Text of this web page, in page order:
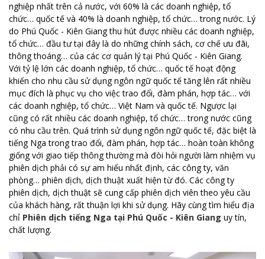
nghiệp nhất trên cả nước, với 60% là các doanh nghiệp, tổ
chức… quốc tế và 40% là doanh nghiệp, tổ chức… trong nước. Lý
do Phú Quốc - Kiên Giang thu hút được nhiều các doanh nghiệp,
tổ chức… đầu tư tại đây là do những chính sách, cơ chế ưu đãi,
thông thoáng… của các cơ quản lý tại Phú Quốc - Kiên Giang.
Với tỷ lệ lớn các doanh nghiệp, tổ chức… quốc tế hoạt động
khiến cho nhu cầu sử dụng ngôn ngữ quốc tế tăng lên rất nhiều
mục đích là phục vụ cho việc trao đổi, đàm phán, hợp tác… với
các doanh nghiệp, tổ chức… Việt Nam và quốc tế. Ngược lại
cũng có rất nhiều các doanh nghiệp, tổ chức… trong nước cũng
có nhu cầu trên. Quá trình sử dụng ngôn ngữ quốc tế, đặc biệt là
tiếng Nga trong trao đổi, đàm phán, hợp tác… hoàn toàn không
giống với giao tiếp thông thường mà đòi hỏi người làm nhiệm vụ
phiên dịch phải có sự am hiểu nhất định, các công ty, văn
phòng… phiên dịch, dịch thuật xuất hiện từ đó. Các công ty
phiên dịch, dịch thuật sẽ cung cấp phiên dịch viên theo yêu cầu
của khách hàng, rất thuận lợi khi sử dụng. Hãy cùng tìm hiểu địa
chỉ Phiên dịch tiếng Nga tại Phú Quốc - Kiên Giang uy tín,
chất lượng.